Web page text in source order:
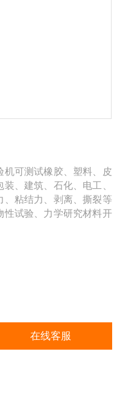
机可测试橡胶、塑料、皮
、建筑、石化、电工、
、粘结力、剥离、撕裂等
性试验、力学研究材料开
在线客服